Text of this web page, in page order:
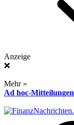
Anzeige
❌
Mehr »
Ad hoc-Mitteilungen